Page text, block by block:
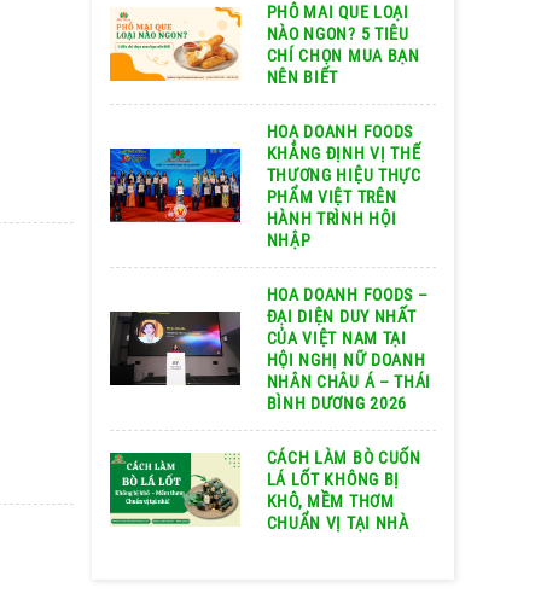
PHÔ MAI QUE LOẠI
NÀO NGON? 5 TIÊU
CHÍ CHỌN MUA BẠN
NÊN BIẾT
HOA DOANH FOODS
KHẲNG ĐỊNH VỊ THẾ
THƯƠNG HIỆU THỰC
PHẨM VIỆT TRÊN
HÀNH TRÌNH HỘI
NHẬP
HOA DOANH FOODS –
ĐẠI DIỆN DUY NHẤT
CỦA VIỆT NAM TẠI
HỘI NGHỊ NỮ DOANH
NHÂN CHÂU Á – THÁI
BÌNH DƯƠNG 2026
CÁCH LÀM BÒ CUỐN
LÁ LỐT KHÔNG BỊ
KHÔ, MỀM THƠM
CHUẨN VỊ TẠI NHÀ